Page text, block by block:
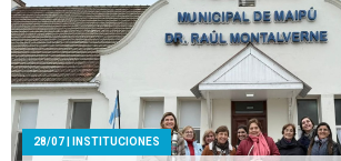
28/07 | INSTITUCIONES